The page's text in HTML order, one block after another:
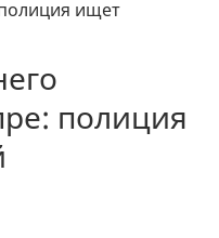
ищет
полиция